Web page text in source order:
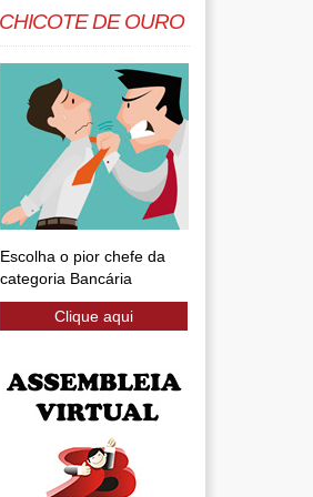
CHICOTE DE OURO
Escolha o pior chefe da
categoria Bancária
Clique aqui